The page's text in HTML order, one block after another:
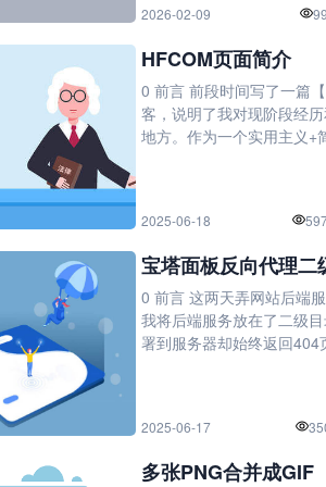
2026-02-09
HFCOM页面简介
0 前言 前段时间写了一篇
客，说明了我对现阶段经
地方。作为一个实用主义+
2025-06-18
宝塔面板反向代理二
0 前言 这两天弄网站后端
我将后端服务放在了二级
署到服务器却始终返回404
2025-06-17
多张PNG合并成GIF